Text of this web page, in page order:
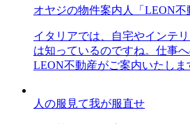
オヤジの物件案内人「LEON不
イタリアでは、自宅やインテ
は知っているのですね。仕事
LEON不動産がご案内いたしま
人の服見て我が服直せ